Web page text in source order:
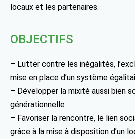
locaux et les partenaires.
OBJECTIFS
– Lutter contre les inégalités,
mise en place d’un système
– Développer la mixité aussi bien
générationnelle
– Favoriser la rencontre, le lien
grâce à la mise à disposition d’un